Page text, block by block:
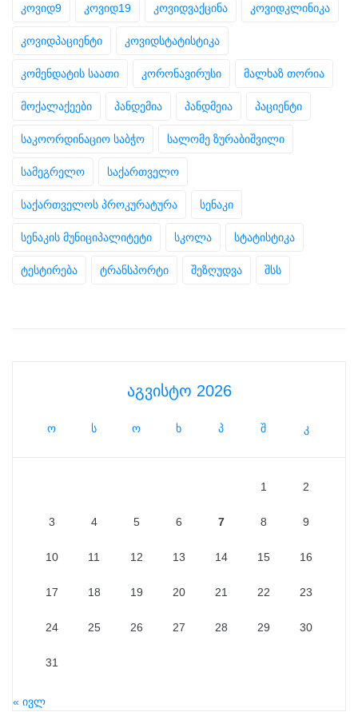
კოვიდ9 კოვიდ19 კოვიდვაქცინა კოვიდკლინიკა
კოვიდპაციენტი კოვიდსტატისტიკა
კომენდატის საათი კორონავირუსი მალხაზ თორია
მოქალაქეები პანდემია პანდმეია პაციენტი
საკოორდინაციო საბჭო სალომე ზურაბიშვილი
სამეგრელო საქართველო
საქართველოს პროკურატურა სენაკი
სენაკის მუნიციპალიტეტი სკოლა სტატისტიკა
ტესტირება ტრანსპორტი შეზღუდვა შსს
აგვისტო 2026
ო ს ო ხ პ შ კ
1 2
3 4 5 6 7 8 9
10 11 12 13 14 15 16
17 18 19 20 21 22 23
24 25 26 27 28 29 30
31
« ივლ